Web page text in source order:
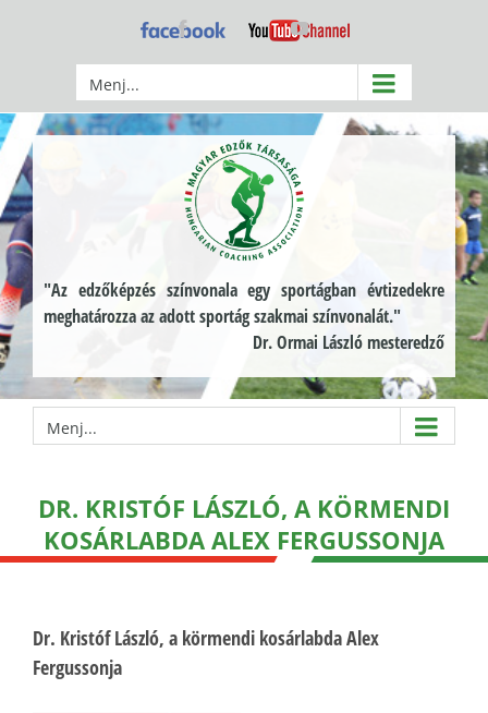
Facebook YouTube
Menj...
"Az edzőképzés színvonala egy sportágban évtizedekre
meghatározza az adott sportág szakmai színvonalát."
Dr. Ormai László mesteredző
Menj...
DR. KRISTÓF LÁSZLÓ, A KÖRMENDI
KOSÁRLABDA ALEX FERGUSSONJA
Dr. Kristóf László, a körmendi kosárlabda Alex
Fergussonja